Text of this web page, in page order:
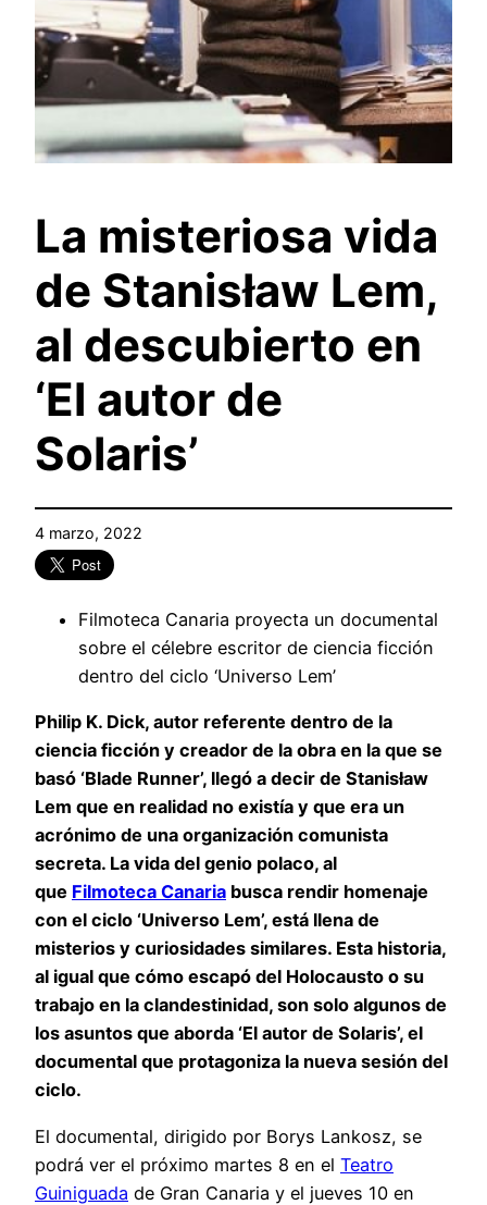
La misteriosa vida
de Stanisław Lem,
al descubierto en
‘El autor de
Solaris’
4 marzo, 2022
Filmoteca Canaria proyecta un documental
sobre el célebre escritor de ciencia ficción
dentro del ciclo ‘Universo Lem’
Philip K. Dick, autor referente dentro de la
ciencia ficción y creador de la obra en la que se
basó ‘Blade Runner’, llegó a decir de Stanisław
Lem que en realidad no existía y que era un
acrónimo de una organización comunista
secreta. La vida del genio polaco, al
que Filmoteca Canaria busca rendir homenaje
con el ciclo ‘Universo Lem’, está llena de
misterios y curiosidades similares. Esta historia,
al igual que cómo escapó del Holocausto o su
trabajo en la clandestinidad, son solo algunos de
los asuntos que aborda ‘El autor de Solaris’, el
documental que protagoniza la nueva sesión del
ciclo.
El documental, dirigido por Borys Lankosz, se
podrá ver el próximo martes 8 en el Teatro
Guiniguada de Gran Canaria y el jueves 10 en